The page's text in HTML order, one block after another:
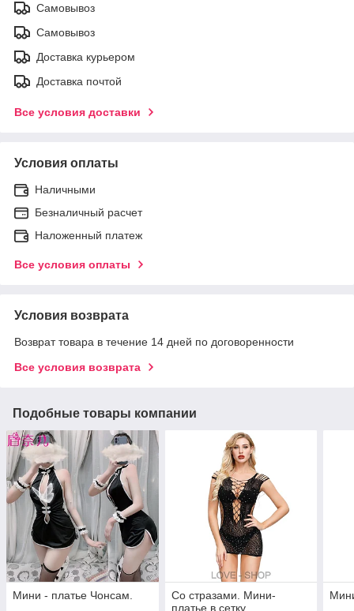
Самовывоз
Самовывоз
Доставка курьером
Доставка почтой
Все условия доставки
Условия оплаты
Наличными
Безналичный расчет
Наложенный платеж
Все условия оплаты
Условия возврата
Возврат товара в течение 14 дней по договоренности
Все условия возврата
Подобные товары компании
Мини - платье Чонсам.
Со стразами. Мини-
платье в сетку.